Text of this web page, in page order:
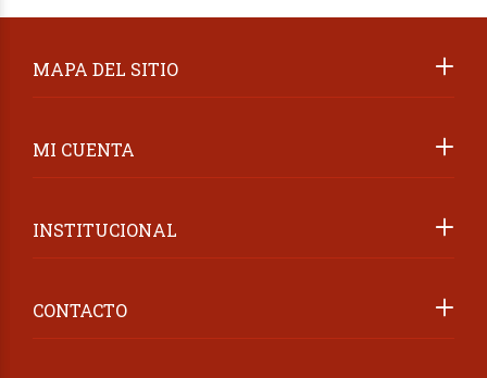
MAPA DEL SITIO
MI CUENTA
INSTITUCIONAL
CONTACTO